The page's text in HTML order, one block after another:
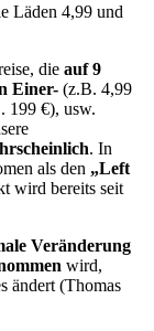
Läden 4,99 und
die auf 9
Einer- (z.B. 4,99
199 €), usw.
. In
als den „Left
wird bereits seit
Veränderung
wird,
ändert (Thomas